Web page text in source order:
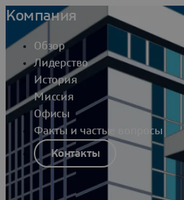
Компания
Обзор
Лидерство
История
Миссия
Офисы
Факты и частые вопросы
Контакты